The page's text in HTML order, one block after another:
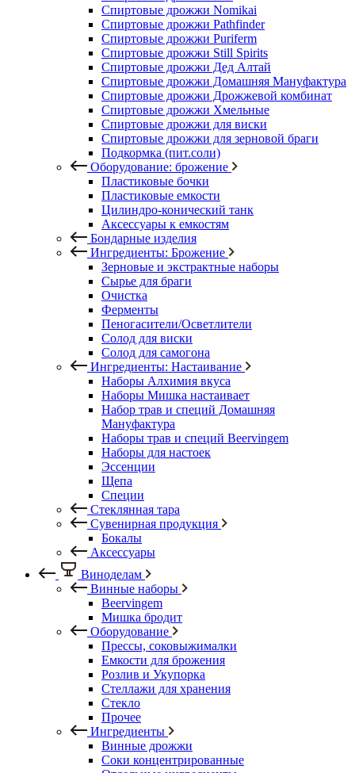
Спиртовые дрожжи Nomikai
Спиртовые дрожжи Pathfinder
Спиртовые дрожжи Puriferm
Спиртовые дрожжи Still Spirits
Спиртовые дрожжи Дед Алтай
Спиртовые дрожжи Домашняя Мануфактура
Спиртовые дрожжи Дрожжевой комбинат
Спиртовые дрожжи Хмельные
Спиртовые дрожжи для виски
Спиртовые дрожжи для зерновой браги
Подкормка (пит.соли)
Оборудование: брожение
Пластиковые бочки
Пластиковые емкости
Цилиндро-конический танк
Аксессуары к емкостям
Бондарные изделия
Ингредиенты: Брожение
Зерновые и экстрактные наборы
Сырье для браги
Очистка
Ферменты
Пеногасители/Осветлители
Солод для виски
Солод для самогона
Ингредиенты: Настаивание
Наборы Алхимия вкуса
Наборы Мишка настаивает
Набор трав и специй Домашняя
Мануфактура
Наборы трав и специй Beervingem
Наборы для настоек
Эссенции
Щепа
Специи
Стеклянная тара
Сувенирная продукция
Бокалы
Аксессуары
Виноделам
Винные наборы
Beervingem
Мишка бродит
Оборудование
Прессы, соковыжималки
Емкости для брожения
Розлив и Укупорка
Стеллажи для хранения
Стекло
Прочее
Ингредиенты
Винные дрожжи
Соки концентрированные